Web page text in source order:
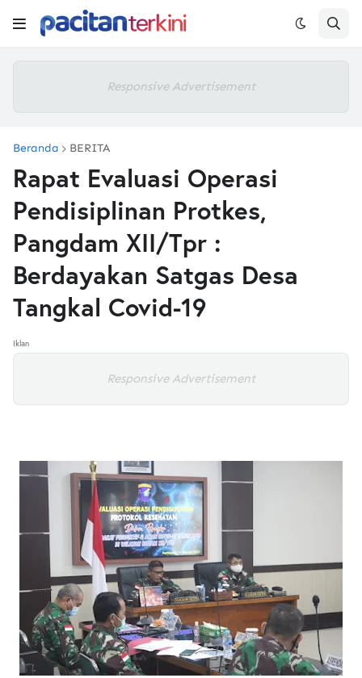
Responsive Advertisement
Beranda BERITA
Rapat Evaluasi Operasi
Pendisiplinan Protkes,
Pangdam XII/Tpr :
Berdayakan Satgas Desa
Tangkal Covid-19
Iklan
Responsive Advertisement